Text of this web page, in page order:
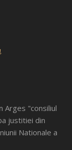
Arges "consiliul
justitiei din
Nationale a